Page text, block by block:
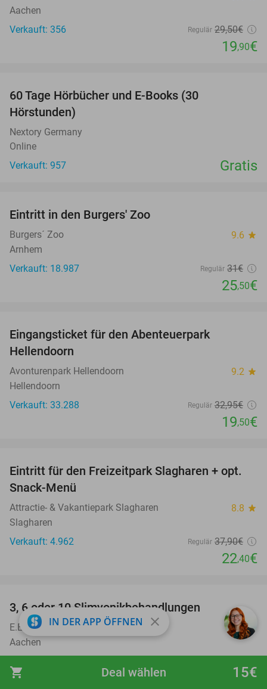
shopping_cart 15€
Deal wählen
Aachen
Verkauft: 356
Regulär 29,50€
19,90€
60 Tage Hörbücher und E-Books (30
Hörstunden)
Nextory Germany
Online
Verkauft: 957
Gratis
Eintritt in den Burgers' Zoo
Burgers´ Zoo 9.6 star
Arnhem
Verkauft: 18.987
Regulär 31€
25,50€
Eingangsticket für den Abenteuerpark
Hellendoorn
Avonturenpark Hellendoorn 9.2 star
Hellendoorn
Verkauft: 33.288
Regulär 32,95€
19,50€
41%
Eintritt für den Freizeitpark Slagharen + opt.
Snack-Menü
Attractie- & Vakantiepark Slagharen 8.8 star
Slagharen
Verkauft: 4.962
Regulär 37,90€
22,40€
74%
3, 6 oder 10 Slimyonikbehandlungen
E.E.A Cosmetiques 9.6star
Aachen
39€
IN DER APP ÖFFNEN close